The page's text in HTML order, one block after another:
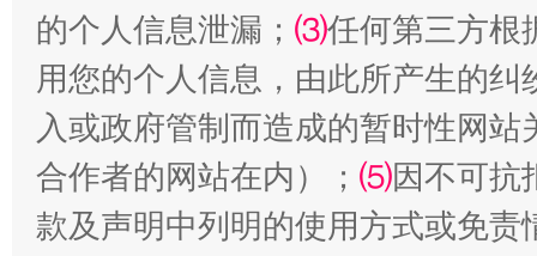
的个人信息泄漏； ⑶任何第三方根
用您的个人信息，由此所产生的纠
入或政府管制而造成的暂时性网
合作者的网站在内）； ⑸因不可抗
款及声明中列明的使用方式或免责